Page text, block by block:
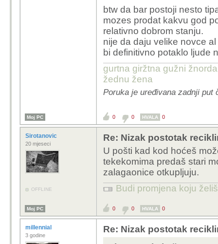
btw da bar postoji nesto
mozes prodat kakvu god
relativno dobrom stanju.
nije da daju velike novce
bi definitivno potaklo ljude
gurtna giržtna gužni
žednu žena
Poruka je uređivana zadnji put
Moj PC 0 0 HVALA 0
Sirotanovic
20 mjeseci
OFFLINE
Re: Nizak postotak
U pošti kad kod hoćeš
tekekomima predaš stari
zalagaonice otkupljuju.
Budi promjena koju
Moj PC 0 0 HVALA 0
millennial
3 godine
Re: Nizak postotak